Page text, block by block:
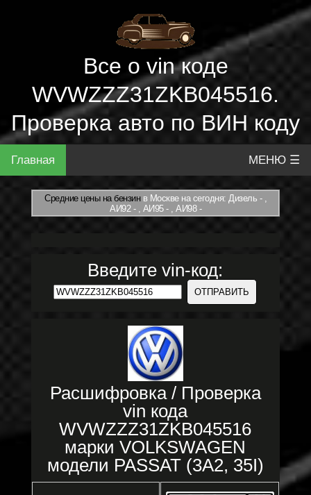
Все о vin коде
WVWZZZ31ZKB045516.
Проверка авто по ВИН коду
Главная МЕНЮ ☰
Средние цены на бензинв Москве на сегодня: Дизель - ,
АИ92 - , АИ95 - , АИ98 -
Введите vin-код:
Расшифровка / Проверка
vin кода
WVWZZZ31ZKB045516
марки VOLKSWAGEN
модели PASSAT (3A2, 35I)